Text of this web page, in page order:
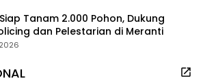
Siap Tanam 2.000 Pohon, Dukung
dan Pelestarian di Meranti